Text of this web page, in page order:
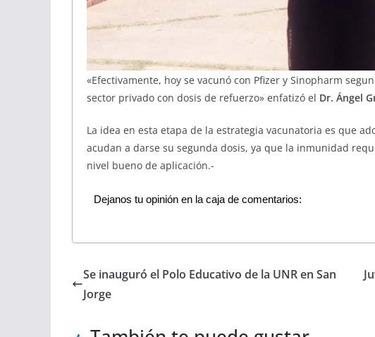
«Efectivamente, hoy se vacunó con Pfizer y Sinopharm
sector privado con dosis de refuerzo» enfatizó el Dr. Ángel
La idea en esta etapa de la estrategia vacunatoria es que
acudan a darse su segunda dosis, ya que la inmunidad
nivel bueno de aplicación.-
Dejanos tu opinión en la caja de comentarios:
Se inauguró el Polo Educativo de la UNR en San
Jorge